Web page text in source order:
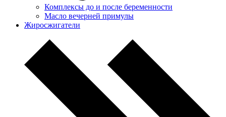
Комплексы до и после беременности
Масло вечерней примулы
Жиросжигатели